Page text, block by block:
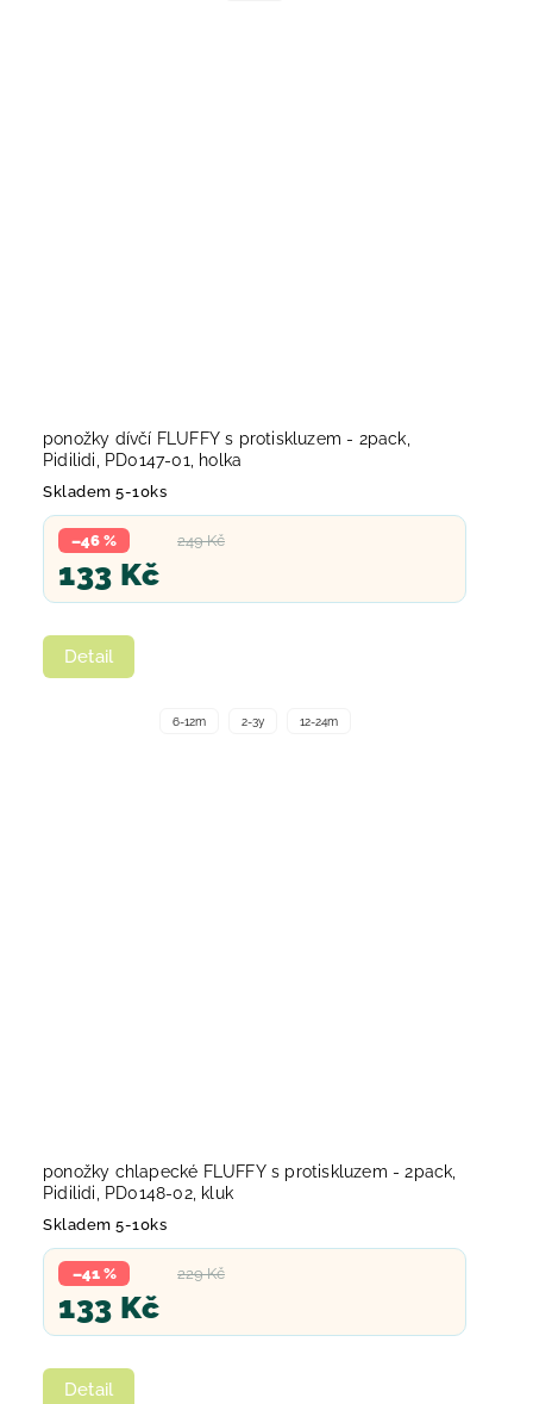
ponožky dívčí FLUFFY s protiskluzem - 2pack,
Pidilidi, PD0147-01, holka
Skladem 5-10ks
249 Kč
–46 %
133 Kč
Detail
6-12m 2-3y 12-24m
ponožky chlapecké FLUFFY s protiskluzem - 2pack,
Pidilidi, PD0148-02, kluk
Skladem 5-10ks
229 Kč
–41 %
133 Kč
Detail